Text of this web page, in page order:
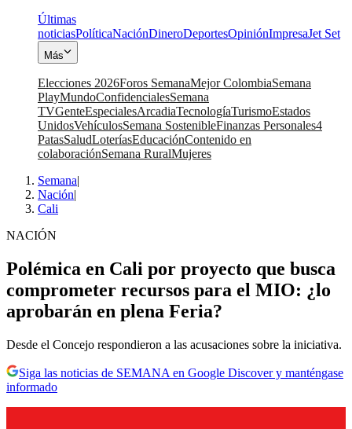
Últimas
noticiasPolíticaNaciónDineroDeportesOpiniónImpresaJet Set
Más
Elecciones 2026Foros SemanaMejor ColombiaSemana
PlayMundoConfidencialesSemana
TVGenteEspecialesArcadiaTecnologíaTurismoEstados
UnidosVehículosSemana SostenibleFinanzas Personales4
PatasSaludLoteríasEducaciónContenido en
colaboraciónSemana RuralMujeres
Semana|
Nación|
Cali
NACIÓN
Polémica en Cali por proyecto que busca
comprometer recursos para el MIO: ¿lo
aprobarán en plena Feria?
Desde el Concejo respondieron a las acusaciones sobre la iniciativa.
Siga las noticias de SEMANA en Google Discover y manténgase
informado